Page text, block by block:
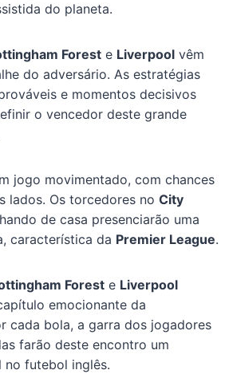
do planeta.
Forest e Liverpool vêm
do adversário. As estratégias
e momentos decisivos
o vencedor deste grande
jogo movimentado, com chances
lados. Os torcedores noCity
de casa presenciarão uma
característica da Premier League.
Forest e Liverpool
emocionante da
cada bola, a garra dos jogadores
farão deste encontro um
no futebol inglês.